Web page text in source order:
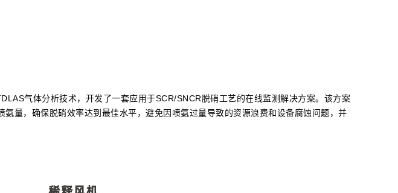
气体分析技术，开发了一套应用于SCR/SNCR脱硝工艺的在线监测解决方案。该方案
量，确保脱硝效率达到最佳水平，避免因喷氨过量导致的资源浪费和设备腐蚀问题，并